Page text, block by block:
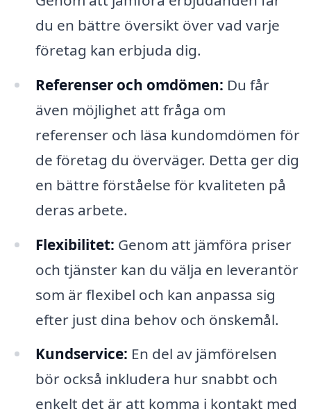
du en bättre översikt över vad varje
företag kan erbjuda dig.
Referenser och omdömen: Du får
även möjlighet att fråga om
referenser och läsa kundomdömen för
de företag du överväger. Detta ger dig
en bättre förståelse för kvaliteten på
deras arbete.
Flexibilitet: Genom att jämföra priser
och tjänster kan du välja en leverantör
som är flexibel och kan anpassa sig
efter just dina behov och önskemål.
Kundservice: En del av jämförelsen
bör också inkludera hur snabbt och
enkelt det är att komma i kontakt med